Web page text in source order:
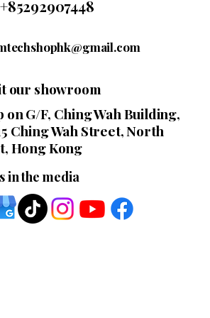
+85292907448
our showroom
on G/F, Ching Wah Building,
Ching Wah Street, North
Hong Kong
in the media